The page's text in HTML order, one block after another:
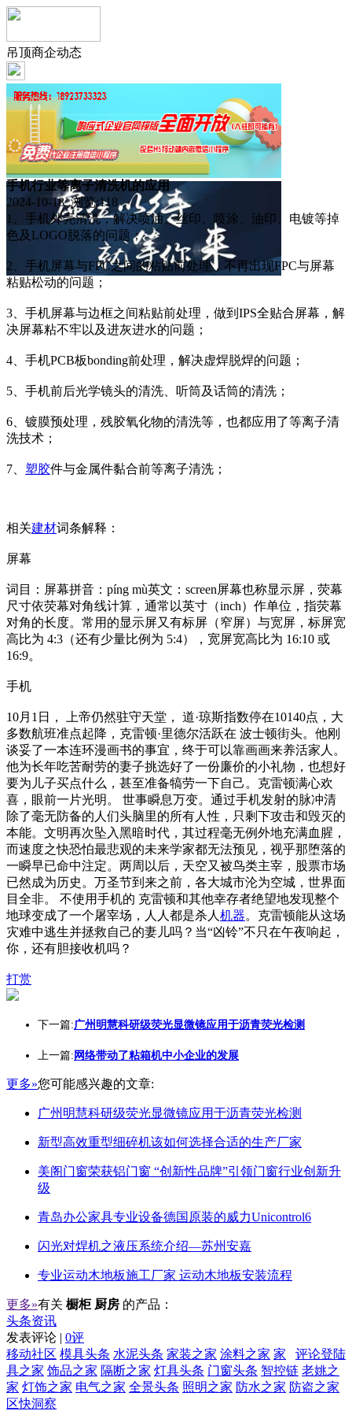
吊顶商企动态
手机行业等离子清洗机的应用
2024-10-18 浏览:118
1、手机外壳清洗，解决喷油、丝印、喷涂、油印、电镀等掉
色及LOGO脱落的问题；
2、手机屏幕与FPC之间的粘贴前处理，不再出现FPC与屏幕
粘贴松动的问题；
3、手机屏幕与边框之间粘贴前处理，做到IPS全贴合屏幕，解
决屏幕粘不牢以及进灰进水的问题；
4、手机PCB板bonding前处理，解决虚焊脱焊的问题；
5、手机前后光学镜头的清洗、听筒及话筒的清洗；
6、镀膜预处理，残胶氧化物的清洗等，也都应用了等离子清
洗技术；
7、 塑胶件与金属件黏合前等离子清洗；
相关建材词条解释：
屏幕
词目：屏幕拼音：píng mù英文：screen屏幕也称显示屏，荧幕
尺寸依荧幕对角线计算，通常以英寸（inch）作单位，指荧幕
对角的长度。常用的显示屏又有标屏（窄屏）与宽屏，标屏宽
高比为 4:3（还有少量比例为 5:4），宽屏宽高比为 16:10 或
16:9。
手机
10月1日， 上帝仍然驻守天堂， 道·琼斯指数停在10140点，大
多数航班准点起降，克雷顿·里德尔活跃在 波士顿街头。他刚
谈妥了一本连环漫画书的事宜，终于可以靠画画来养活家人。
他为长年吃苦耐劳的妻子挑选好了一份廉价的小礼物，也想好
要为儿子买点什么，甚至准备犒劳一下自己。克雷顿满心欢
喜，眼前一片光明。 世事瞬息万变。通过手机发射的脉冲清
除了毫无防备的人们头脑里的所有人性，只剩下攻击和毁灭的
本能。文明再次坠入黑暗时代，其过程毫无例外地充满血腥，
而速度之快恐怕最悲观的未来学家都无法预见，视乎那堕落的
一瞬早已命中注定。两周以后，天空又被鸟类主宰，股票市场
已然成为历史。万圣节到来之前，各大城市沦为空城，世界面
目全非。 不使用手机的 克雷顿和其他幸存者绝望地发现整个
地球变成了一个屠宰场，人人都是杀人 机器。克雷顿能从这场
灾难中逃生并拯救自己的妻儿吗？当“凶铃”不只在午夜响起，
你，还有胆接收机吗？
打赏
下一篇:广州明慧科研级荧光显微镜应用于沥青荧光检测
上一篇: 网络带动了粘箱机中小企业的发展
更多»您可能感兴趣的文章:
广州明慧科研级荧光显微镜应用于沥青荧光检测
新型高效重型细碎机该如何选择合适的生产厂家
美阁门窗荣获铝门窗 “创新性品牌”引领门窗行业创新升
级
青岛办公家具专业设备德国原装的威力Unicontrol6
闪光对焊机之液压系统介绍—苏州安嘉
专业运动木地板施工厂家 运动木地板安装流程
更多»有关 橱柜 厨房 的产品：
头条资讯
发表评论 | 0评
评论登陆
移动社区 模具头条 水泥头条 家装之家 涂料之家 家
具之家 饰品之家 隔断之家 灯具头条 门窗头条 智控链 老姚之
家 灯饰之家 电气之家 全景头条 照明之家 防水之家 防盗之家
区快洞察